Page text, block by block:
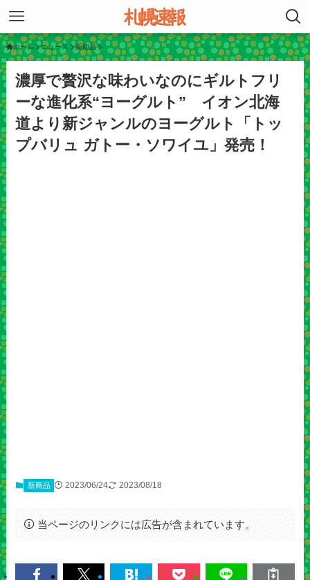
ホーム ニュース 新商品
濃厚で贅沢な味わいなのにギルトフリ
ーな進化系“ヨーグルト” イオン北海
道より新ジャンルのヨーグルト「トッ
プバリュ ガトー・ソワイユ」発売！
新商品 2023/06/24 2023/08/18
当ページのリンクには広告が含まれています。